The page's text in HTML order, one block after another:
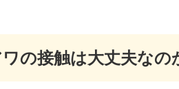
の接触は大丈夫なの